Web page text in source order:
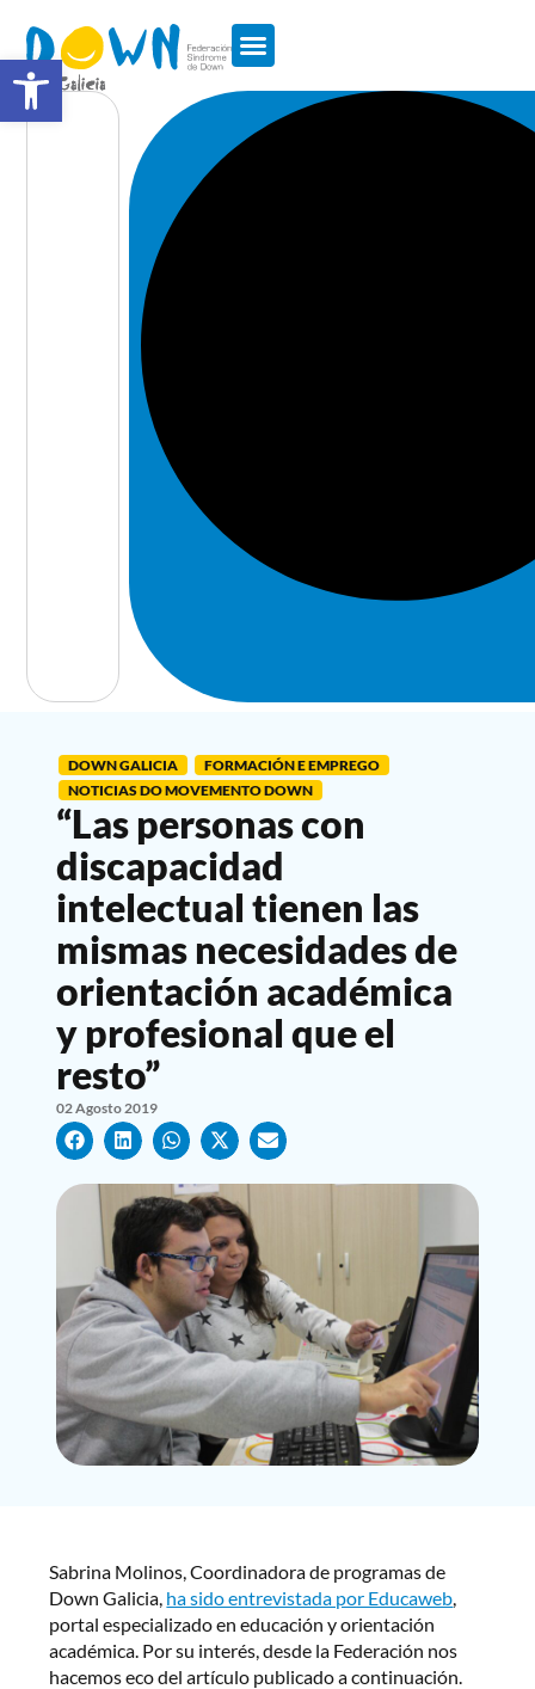
Abrir barra de ferramentas
DOWN GALICIA
FORMACIÓN E EMPREGO
NOTICIAS DO MOVEMENTO DOWN
“Las personas con
discapacidad
intelectual tienen las
mismas necesidades de
orientación académica
y profesional que el
resto”
02 Agosto 2019
Sabrina Molinos, Coordinadora de programas de
Down Galicia, ha sido entrevistada por Educaweb
portal especializado en educación y orientación
académica. Por su interés, desde la Federación nos
hacemos eco del artículo publicado a continuación.